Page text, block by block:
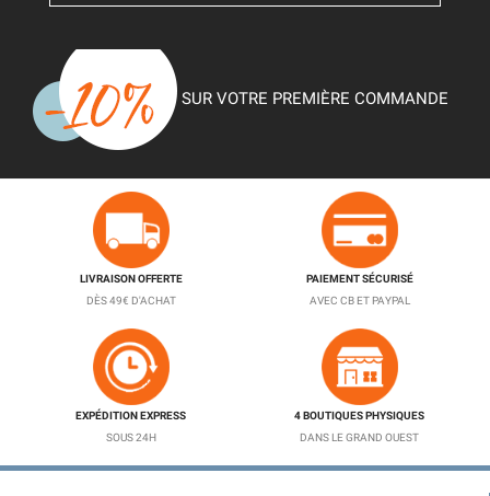
SUR VOTRE PREMIÈRE COMMANDE
LIVRAISON OFFERTE
DÈS 49€ D'ACHAT
PAIEMENT SÉCURISÉ
AVEC CB ET PAYPAL
EXPÉDITION EXPRESS
SOUS 24H
4 BOUTIQUES PHYSIQUES
DANS LE GRAND OUEST